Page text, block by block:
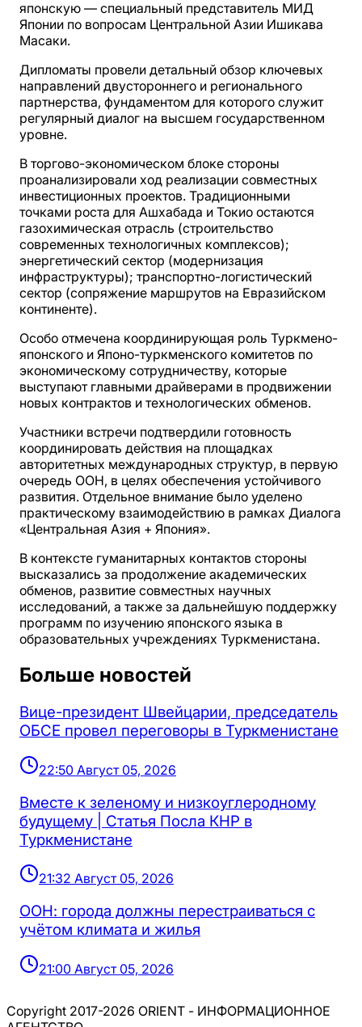
японскую — специальный представитель МИД
Японии по вопросам Центральной Азии Ишикава
Масаки.
Дипломаты провели детальный обзор ключевых
направлений двустороннего и регионального
партнерства, фундаментом для которого служит
регулярный диалог на высшем государственном
уровне.
В торгово-экономическом блоке стороны
проанализировали ход реализации совместных
инвестиционных проектов. Традиционными
точками роста для Ашхабада и Токио остаются
газохимическая отрасль (строительство
современных технологичных комплексов);
энергетический сектор (модернизация
инфраструктуры); транспортно-логистический
сектор (сопряжение маршрутов на Евразийском
континенте).
Особо отмечена координирующая роль Туркмено-
японского и Японо-туркменского комитетов по
экономическому сотрудничеству, которые
выступают главными драйверами в продвижении
новых контрактов и технологических обменов.
Участники встречи подтвердили готовность
координировать действия на площадках
авторитетных международных структур, в первую
очередь ООН, в целях обеспечения устойчивого
развития. Отдельное внимание было уделено
практическому взаимодействию в рамках Диалога
«Центральная Азия + Япония».
В контексте гуманитарных контактов стороны
высказались за продолжение академических
обменов, развитие совместных научных
исследований, а также за дальнейшую поддержку
программ по изучению японского языка в
образовательных учреждениях Туркменистана.
Больше новостей
Вице-президент Швейцарии, председатель
ОБСЕ провел переговоры в Туркменистане
22:50 Август 05, 2026
Вместе к зеленому и низкоуглеродному
будущему | Статья Посла КНР в
Туркменистане
21:32 Август 05, 2026
ООН: города должны перестраиваться с
учётом климата и жилья
21:00 Август 05, 2026
Copyright 2017-2026 ORIENT - ИНФОРМАЦИОННОЕ